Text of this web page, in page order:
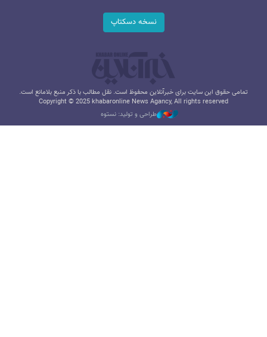
نسخه دسکتاپ
تمامی حقوق این سایت برای خبرآنلاین محفوظ است. نقل مطالب با ذکر منبع بلامانع است.
Copyright © 2025 khabaronline News Agancy, All rights reserved
طراحی و تولید: نستوه